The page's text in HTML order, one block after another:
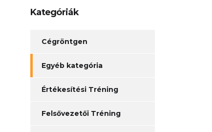
Kategóriák
Cégröntgen
Egyéb kategória
Értékesítési Tréning
Felsővezetői Tréning